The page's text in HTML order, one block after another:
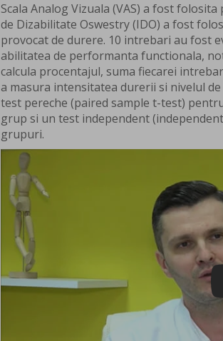
Scala Analog Vizuala (VAS) a fost
de Dizabilitate Oswestry (IDO) a fost
provocat de durere. 10 intrebari au fost
abilitatea de performanta functionala,
calcula procentajul, suma fiecarei
a masura intensitatea durerii si nivelul
test pereche (paired sample t-test)
grup si un test independent
grupuri.